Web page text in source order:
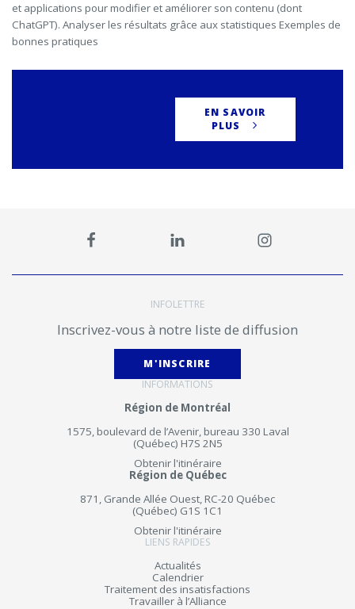
et applications pour modifier et améliorer son contenu (dont
ChatGPT). Analyser les résultats grâce aux statistiques Exemples de
bonnes pratiques
EN SAVOIR
PLUS
INFOLETTRE
Inscrivez-vous à notre liste de diffusion
M'INSCRIRE
INFORMATIONS
Région de Montréal
1575, boulevard de l’Avenir, bureau 330 Laval
(Québec) H7S 2N5
Obtenir l'itinéraire
Région de Québec
871, Grande Allée Ouest, RC-20 Québec
(Québec) G1S 1C1
Obtenir l'itinéraire
LIENS RAPIDES
Actualités
Calendrier
Traitement des insatisfactions
Travailler à l’Alliance